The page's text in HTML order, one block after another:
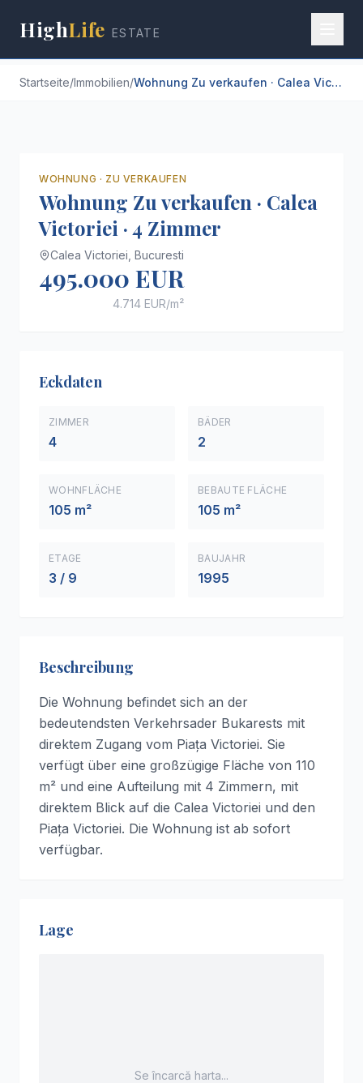
HighLife ESTATE
Startseite/Immobilien/ Wohnung Zu verkaufen · Calea Victoriei · 4 Zimmer
WOHNUNG · ZU VERKAUFEN
Wohnung Zu verkaufen · Calea
Victoriei · 4 Zimmer
Calea Victoriei, Bucuresti
495.000 EUR
4.714 EUR/m²
Eckdaten
ZIMMER
4
BÄDER
2
WOHNFLÄCHE
105 m²
BEBAUTE FLÄCHE
105 m²
ETAGE
3 / 9
BAUJAHR
1995
Beschreibung
Die Wohnung befindet sich an der
bedeutendsten Verkehrsader Bukarests mit
direktem Zugang vom Piața Victoriei. Sie
verfügt über eine großzügige Fläche von 110
m² und eine Aufteilung mit 4 Zimmern, mit
direktem Blick auf die Calea Victoriei und den
Piața Victoriei. Die Wohnung ist ab sofort
verfügbar.
Lage
Se încarcă harta...